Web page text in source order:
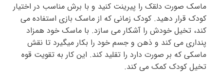
ماسک صورت دلقک را پیرینت کنید و با برش مناسب در اختیار
کودک قرار دهید. کودک زمانی که از ماسک بازی استفاده می
کند، تخیل خودش را آشکار می سازد. با ماسک خود همزاد
پنداری می کند و ذهن و جسم خود را بکار میگیرد تا نقش
ماسکی که بر صورت دارد را تقلید کند. این کار به تقویت قوه
تخیل کودک کمک می کند.